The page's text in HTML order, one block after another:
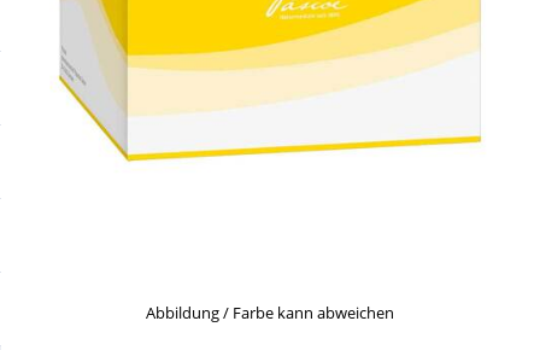
Neuheiten
Sale
Schnäppchen
Täglich gut versorgt
Körperpflege & Kosmetik
Liebe & Erotik
NahrungsergänzungAbbildung / Farbe kann abweichen